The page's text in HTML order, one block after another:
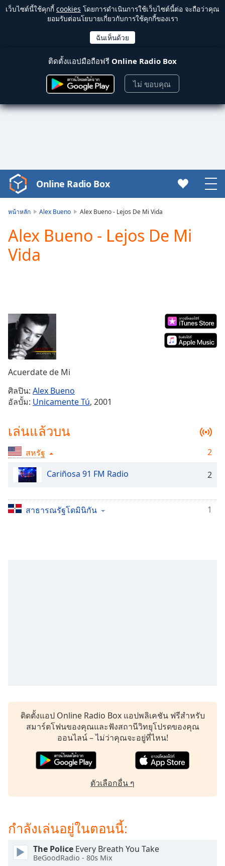
เว็บไซต์นี้ใช้คุกกี้ cookies โดยการดำเนินการใช้เว็บไซต์นี้ต่อ จะถือว่าคุณ
ยอมรับต่อนโยบายเกี่ยวกับการใช้คุกกี้ของเรา
ติดตั้งแอปมือถือฟรี Online Radio Box
ไม่ ขอบคุณ
Video
Player
Play
Video
Play
Current
Time 0:00
Duration-:-
Loaded:
0.00%
TypeLIVE
Seek to
behind
liveLIVE
Time-
Playback
Rate
dialog
subtitles
off,
Picture
modal
window.
Online Radio Box
หน้าหลัก Alex Bueno Alex Bueno - Lejos De Mi Vida
Alex Bueno - Lejos De Mi
Vida
Acuerdate de Mi
ศิลปิน: Alex Bueno
อัลบั้ม: Unicamente Tú, 2001
เล่นแล้วบน
สหรัฐ
2
Cariñosa 91 FM Radio
2
สาธารณรัฐโดมินิกัน 1
ติดตั้งแอป Online Radio Box แอปพลิเคชัน ฟรีสำหรับ
สมาร์ตโฟนของคุณและฟังสถานีวิทยุโปรดของคุณ
ออนไลน์ – ไม่ว่าคุณจะอยู่ที่ไหน!
ตัวเลือกอื่น ๆ
กำลังเล่นอยู่ในตอนนี้:
The Police Every Breath You Take
BeGoodRadio - 80s Mix